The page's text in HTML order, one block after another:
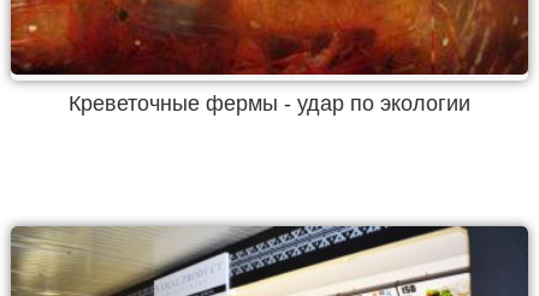
Креветочные фермы - удар по экологии